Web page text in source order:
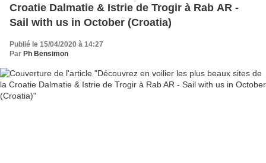
Croatie Dalmatie & Istrie de Trogir à Rab AR -
Sail with us in October (Croatia)
Publié le 15/04/2020 à 14:27
Par Ph Bensimon